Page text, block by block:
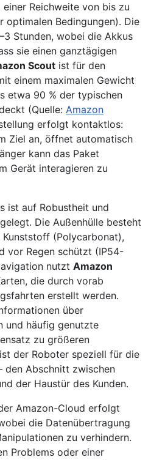
Reichweite von bis zu
optimalen Bedingungen). Die
Stunden, wobei die Akkus
sie einen ganztägigen
Scout ist für den
einem maximalen Gewicht
etwa 90 % der typischen
(Quelle: Amazon
erfolgt kontaktlos:
Ziel an, öffnet automatisch
kann das Paket
Gerät interagieren zu
ist auf Robustheit und
Die Außenhülle besteht
(Polycarbonat),
vor Regen schützt (IP54-
nutzt Amazon
die durch vorab
erstellt werden.
über
und häufig genutzte
zu größeren
der Roboter speziell für die
den Abschnitt zwischen
der Haustür des Kunden.
Amazon-Cloud erfolgt
die Datenübertragung
zu verhindern.
Problems oder einer